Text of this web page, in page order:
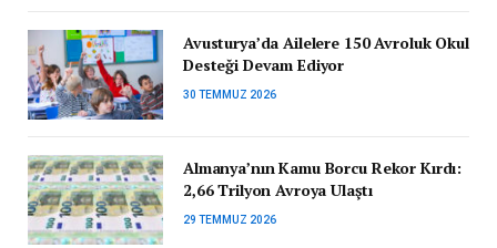
Avusturya’da Ailelere 150 Avroluk Okul
Desteği Devam Ediyor
30 TEMMUZ 2026
Almanya’nın Kamu Borcu Rekor Kırdı:
2,66 Trilyon Avroya Ulaştı
29 TEMMUZ 2026